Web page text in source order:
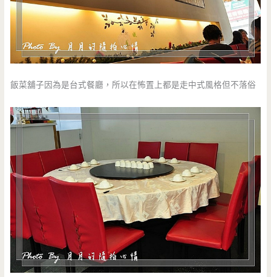
飯菜舖子因為是台式餐廳，所以在怖置上都是走中式風格但不落俗